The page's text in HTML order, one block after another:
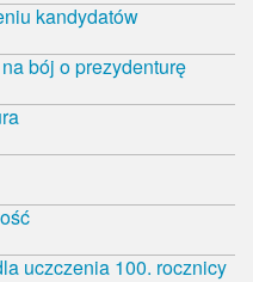
kandydatów
bój o prezydenturę
uczczenia 100. rocznicy